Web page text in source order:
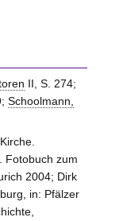
II, S. 274;
Schoolmann,
Fotobuch zum
2004; Dirk
in: Pfälzer